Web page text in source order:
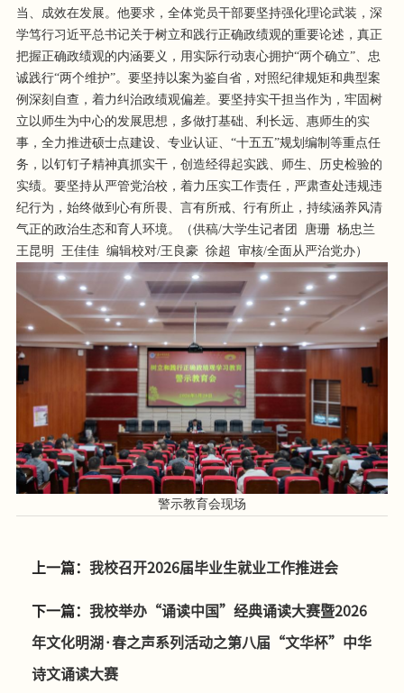
当、成效在发展。他要求，全体党员干部要坚持强化理论武装，深
学笃行习近平总书记关于树立和践行正确政绩观的重要论述，真正
把握正确政绩观的内涵要义，用实际行动衷心拥护“两个确立”、忠
诚践行“两个维护”。要坚持以案为鉴自省，对照纪律规矩和典型案
例深刻自查，着力纠治政绩观偏差。要坚持实干担当作为，牢固树
立以师生为中心的发展思想，多做打基础、利长远、惠师生的实
事，全力推进硕士点建设、专业认证、“十五五”规划编制等重点任
务，以钉钉子精神真抓实干，创造经得起实践、师生、历史检验的
实绩。要坚持从严管党治校，着力压实工作责任，严肃查处违规违
纪行为，始终做到心有所畏、言有所戒、行有所止，持续涵养风清
气正的政治生态和育人环境。（供稿/大学生记者团 唐珊 杨忠兰
王昆明 王佳佳 编辑校对/王良豪 徐超 审核/全面从严治党办）
警示教育会现场
上一篇：我校召开2026届毕业生就业工作推进会
下一篇：我校举办“诵读中国”经典诵读大赛暨2026
年文化明湖·春之声系列活动之第八届“文华杯”中华
诗文诵读大赛